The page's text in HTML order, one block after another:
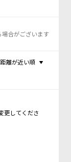
合がございます
距離が近い順
更してくださ